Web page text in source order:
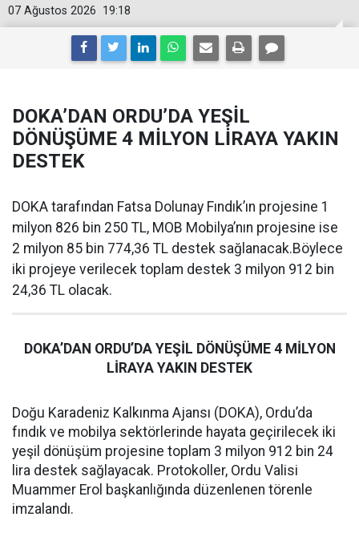
19:18
07 Ağustos 2026
DOKA’DAN ORDU’DA YEŞİL
DÖNÜŞÜME 4 MİLYON LİRAYA YAKIN
DESTEK
DOKA tarafından Fatsa Dolunay Fındık’ın projesine 1
milyon 826 bin 250 TL, MOB Mobilya’nın projesine ise
2 milyon 85 bin 774,36 TL destek sağlanacak.Böylece
iki projeye verilecek toplam destek 3 milyon 912 bin
24,36 TL olacak.
DOKA’DAN ORDU’DA YEŞİL DÖNÜŞÜME 4 MİLYON
LİRAYA YAKIN DESTEK
Doğu Karadeniz Kalkınma Ajansı (DOKA), Ordu’da
fındık ve mobilya sektörlerinde hayata geçirilecek iki
yeşil dönüşüm projesine toplam 3 milyon 912 bin 24
lira destek sağlayacak. Protokoller, Ordu Valisi
Muammer Erol başkanlığında düzenlenen törenle
imzalandı.